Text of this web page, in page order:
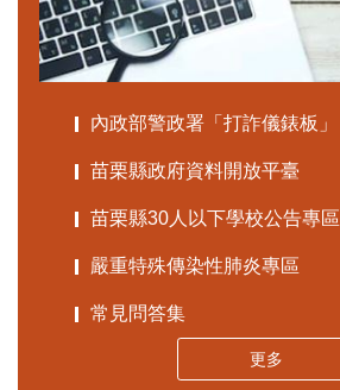
內政部警政署「打詐儀錶板」
苗栗縣政府資料開放平臺
苗栗縣30人以下學校公告專區
嚴重特殊傳染性肺炎專區
常見問答集
更多